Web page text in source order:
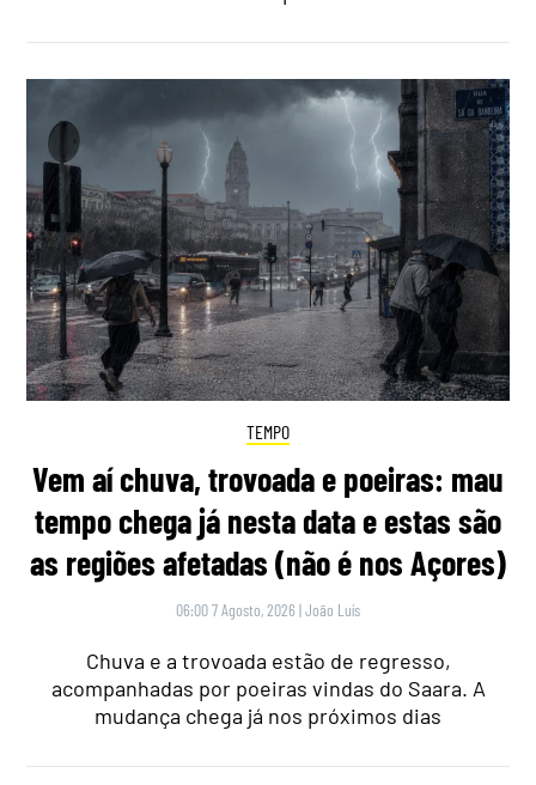
TEMPO
Vem aí chuva, trovoada e poeiras: mau
tempo chega já nesta data e estas são
as regiões afetadas (não é nos Açores)
06:00 7 Agosto, 2026 |João Luís
Chuva e a trovoada estão de regresso,
acompanhadas por poeiras vindas do Saara. A
mudança chega já nos próximos dias